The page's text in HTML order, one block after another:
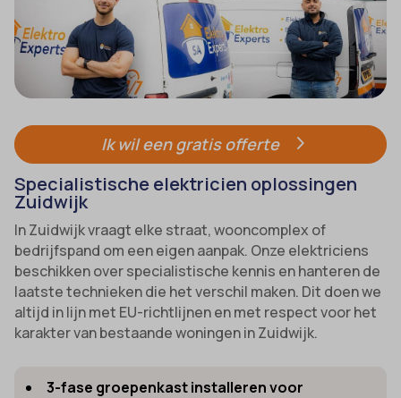
Ik wil een gratis offerte
Specialistische elektricien oplossingen
Zuidwijk
In Zuidwijk vraagt elke straat, wooncomplex of
bedrijfspand om een eigen aanpak. Onze elektriciens
beschikken over specialistische kennis en hanteren de
laatste technieken die het verschil maken. Dit doen we
altijd in lijn met EU-richtlijnen en met respect voor het
karakter van bestaande woningen in Zuidwijk.
3-fase groepenkast installeren voor